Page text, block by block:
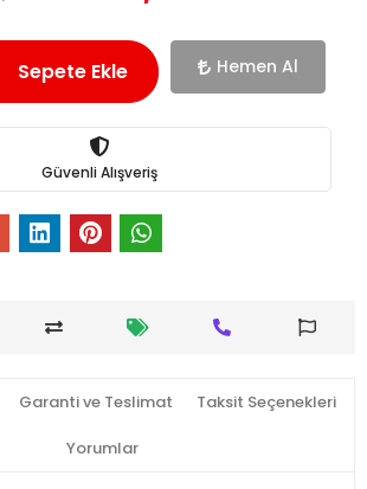
Sepete Ekle Hemen Al
Güvenli Alışveriş
Garanti ve Teslimat Taksit Seçenekleri
Yorumlar